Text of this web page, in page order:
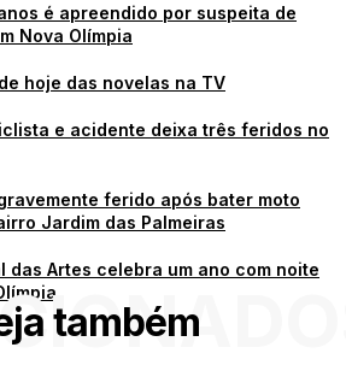
é apreendido por suspeita de
Nova Olímpia
hoje das novelas na TV
e acidente deixa três feridos no
ferido após bater moto
Jardim das Palmeiras
das Artes celebra um ano com noite
também